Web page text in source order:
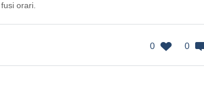
orari.
0 0